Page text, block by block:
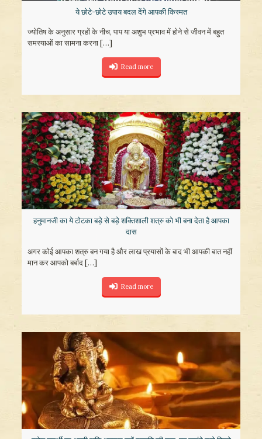
ये छोटे-छोटे उपाय बदल देंगे आपकी किस्मत
ज्योतिष के अनुसार ग्रहों के नीच, पाप या अशुभ प्रभाव में होने से जीवन में बहुत
समस्याओं का सामना करना[…]
Read more
हनुमानजी का ये टोटका बड़े से बड़े शक्तिशाली शत्रु को भी बना देता है आपका
दास
अगर कोई आपका शत्रु बन गया है और लाख प्रयासों के बाद भी आपकी बात नहीं
मान कर आपको बर्बाद[…]
Read more